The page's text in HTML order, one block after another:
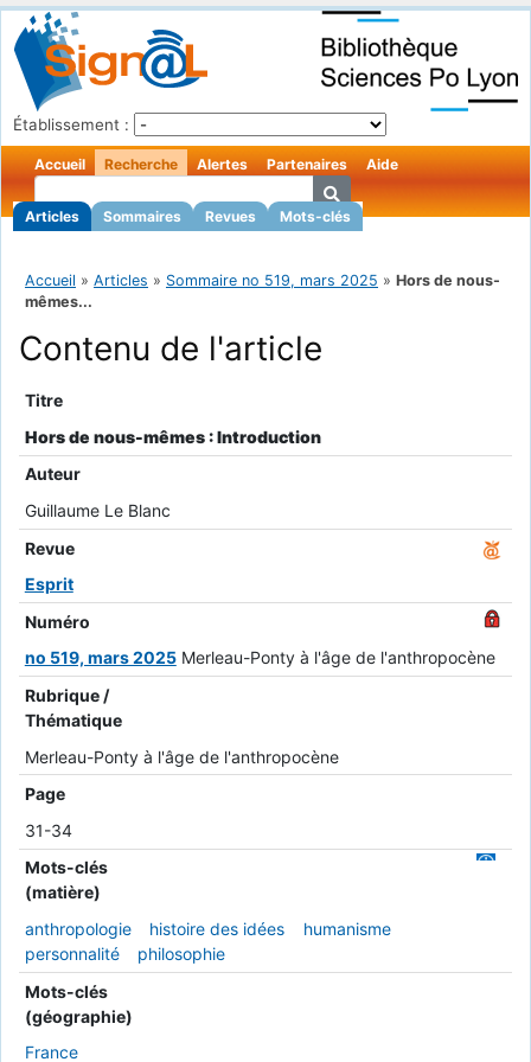
Établissement :
Accueil Recherche
Articles Sommaires Revues Mots-clés
Alertes Partenaires Aide
Accueil » Articles » Sommaire no 519, mars 2025 » Hors de nous-
mêmes...
Contenu de l'article
Titre
Hors de nous-mêmes : Introduction
Auteur
Guillaume Le Blanc
Revue
Esprit
Numéro
no 519, mars 2025 Merleau-Ponty à l'âge de l'anthropocène
Rubrique /
Thématique
Merleau-Ponty à l'âge de l'anthropocène
Page
31-34
Mots-clés
(matière)
anthropologie
histoire des idées
humanisme
personnalité
philosophie
Mots-clés
(géographie)
France